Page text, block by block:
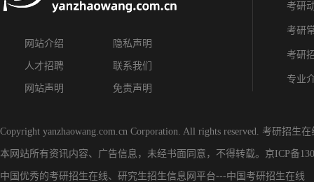
网站介绍 隐私声明
人才招聘 联系我们
网站声明 免责声明
考研
考研
考研
专业
Copyright yanzhaowang.com.cn Corporation. All rights reserved. 考研招生在
本网站所有资讯内容、广告信息，未经书面同意，不得转载。 京ICP备
中国优秀的考研招生在线、 研究生招生信息网 平台---中国考研招生在线